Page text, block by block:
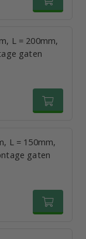
L = 200mm,
gaten
L = 150mm,
gaten